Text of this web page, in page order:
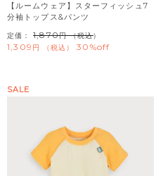
【ルームウェア】スターフィッシュ7
分袖トップス&パンツ
定価： 1,870 （税込）
1,309 税込 30%off
SALE